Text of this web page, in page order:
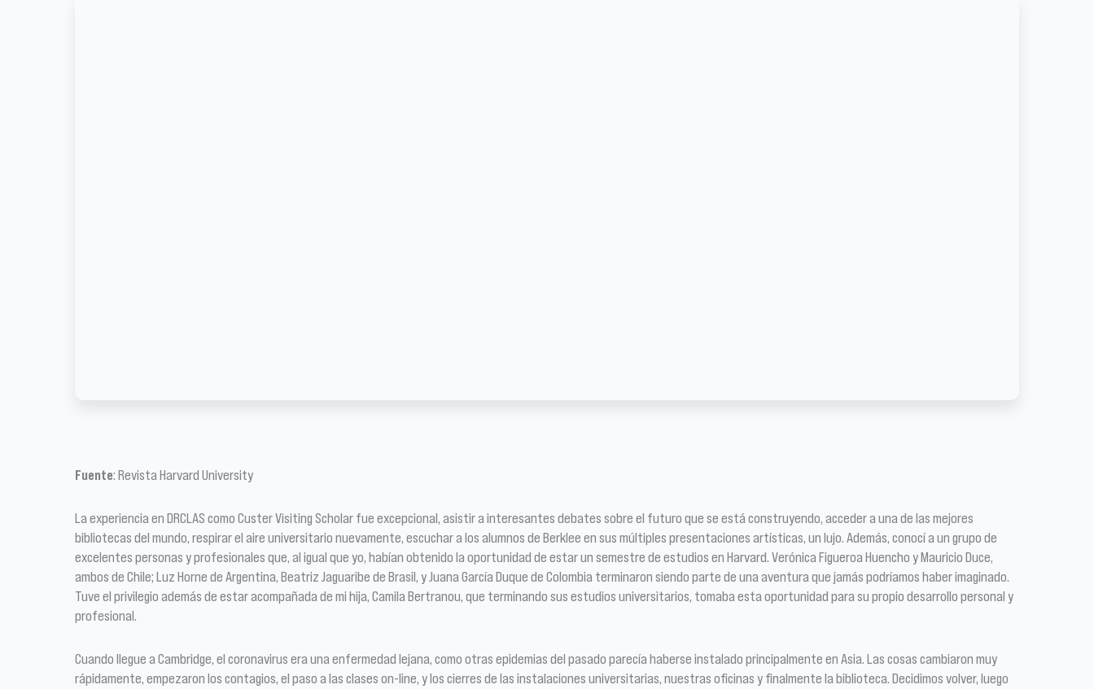
Fuente: Revista Harvard University
La experiencia en DRCLAS como Custer Visiting Scholar fue excepcional, asistir a interesantes debates sobre el futuro que se está construyendo, acceder a una de las mejores
bibliotecas del mundo, respirar el aire universitario nuevamente, escuchar a los alumnos de Berklee en sus múltiples presentaciones artísticas, un lujo. Además, conocí a un grupo de
excelentes personas y profesionales que, al igual que yo, habían obtenido la oportunidad de estar un semestre de estudios en Harvard. Verónica Figueroa Huencho y Mauricio Duce,
ambos de Chile; Luz Horne de Argentina, Beatriz Jaguaribe de Brasil, y Juana García Duque de Colombia terminaron siendo parte de una aventura que jamás podríamos haber imaginado.
Tuve el privilegio además de estar acompañada de mi hija, Camila Bertranou, que terminando sus estudios universitarios, tomaba esta oportunidad para su propio desarrollo personal y
profesional.
Cuando llegue a Cambridge, el coronavirus era una enfermedad lejana, como otras epidemias del pasado parecía haberse instalado principalmente en Asia. Las cosas cambiaron muy
rápidamente, empezaron los contagios, el paso a las clases on-line, y los cierres de las instalaciones universitarias, nuestras oficinas y finalmente la biblioteca. Decidimos volver, luego